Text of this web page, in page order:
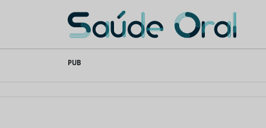
content
Saúde Oral
PUB